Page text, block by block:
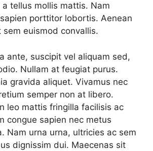
a tellus mollis mattis. Nam
porttitor lobortis. Aenean
euismod convallis.
ante, suscipit vel aliquam sed,
Nullam at feugiat purus.
gravida aliquet. Vivamus nec
semper non at libero.
leo mattis fringilla facilisis ac
congue sapien nec metus
Nam urna urna, ultricies ac sem
dignissim dui. Maecenas sit